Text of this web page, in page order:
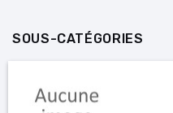
SOUS-CATÉGORIES